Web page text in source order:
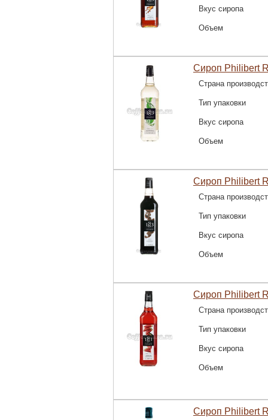
Вкус сиропа
Объем
Сироп Philibert
Страна
Тип упаковки
Вкус сиропа
Объем
Сироп Philibert
Страна
Тип упаковки
Вкус сиропа
Объем
Сироп Philibert
Страна
Тип упаковки
Вкус сиропа
Объем
Сироп Philibert